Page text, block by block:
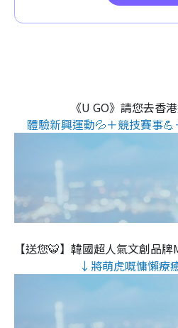
《U GO》請您去香
體驗新興運動💦＋競技賽事
【送您🐯】韓國超人氣文創品
↓將萌虎嘅慵懶療